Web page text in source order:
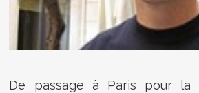
De passage à Paris pour la